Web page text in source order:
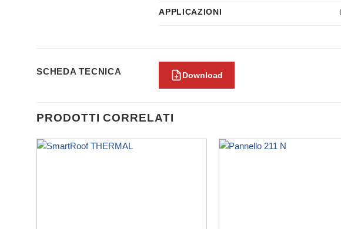
APPLICAZIONI
SCHEDA TECNICA Download
PRODOTTI CORRELATI